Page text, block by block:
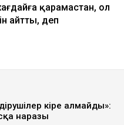
қарамастан, ол
айтты, деп
кіре алмайды»:
наразы